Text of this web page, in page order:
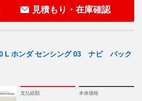
見積もり・在庫確認
L ホンダ センシング 03 ナビ バック
支払総額 本体価格